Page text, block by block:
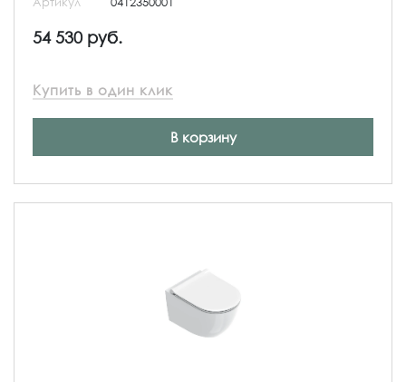
54 530 руб.
Купить в один клик
В корзину